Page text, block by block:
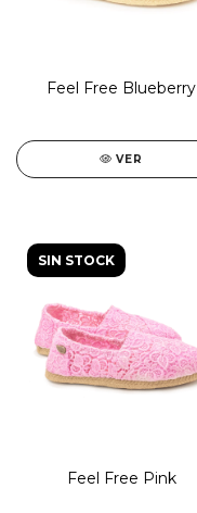
Feel Free Blueberry
VER
SIN STOCK
Feel Free Pink